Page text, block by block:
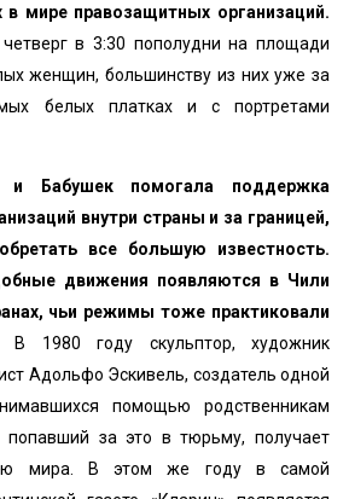
мире правозащитных организаций.
в 3:30 пополудни на площади
женщин, большинству из них уже за
белых платках и с портретами
и Бабушек помогала поддержка
внутри страны и за границей,
все большую известность.
движения появляются в Чили
чьи режимы тоже практиковали
В 1980 году скульптор, художник
Адольфо Эскивель, создатель одной
помощью родственникам
попавший за это в тюрьму, получает
мира. В этом же году в самой